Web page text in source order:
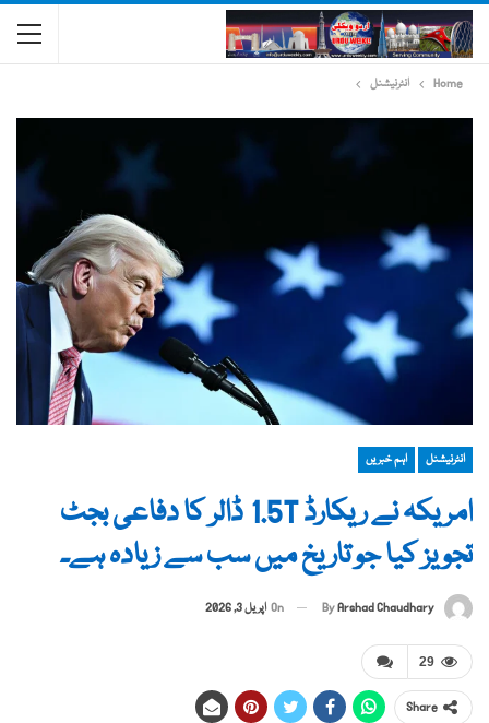
Home انٹرنیشنل
انٹرنیشنل اہم خبریں
امریکہ نے ریکارڈ 1.5T ڈالر کا دفاعی بجٹ
تجویز کیا جو تاریخ میں سب سے زیادہ ہے۔
ByArshad Chaudhary
On اپریل 3, 2026
29
Share